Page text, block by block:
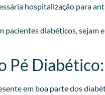
hospitalização para
diabéticos, sejam
Pé Diabético:
em boa parte dos